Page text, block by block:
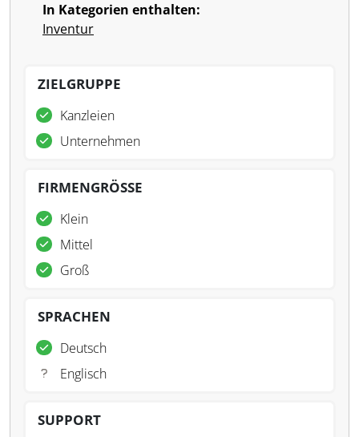
In Kategorien enthalten:
Inventur
ZIELGRUPPE
Kanzleien
Unternehmen
FIRMENGRÖSSE
Klein
Mittel
Groß
SPRACHEN
Deutsch
Englisch
SUPPORT